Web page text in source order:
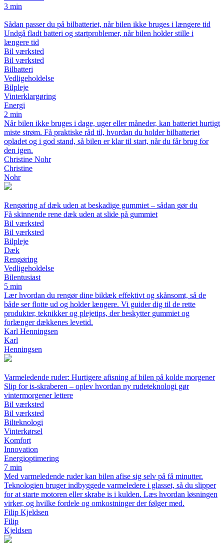
3 min
Sådan passer du på bilbatteriet, når bilen ikke bruges i længere tid
Undgå fladt batteri og startproblemer, når bilen holder stille i
længere tid
Bil værksted
Bil værksted
Bilbatteri
Vedligeholdelse
Bilpleje
Vinterklargøring
Energi
2 min
Når bilen ikke bruges i dage, uger eller måneder, kan batteriet hurtigt
miste strøm. Få praktiske råd til, hvordan du holder bilbatteriet
opladet og i god stand, så bilen er klar til start, når du får brug for
den igen.
Christine Nohr
Christine
Nohr
Rengøring af dæk uden at beskadige gummiet – sådan gør du
Få skinnende rene dæk uden at slide på gummiet
Bil værksted
Bil værksted
Bilpleje
Dæk
Rengøring
Vedligeholdelse
Bilentusiast
5 min
Lær hvordan du rengør dine bildæk effektivt og skånsomt, så de
både ser flotte ud og holder længere. Vi guider dig til de rette
produkter, teknikker og plejetips, der beskytter gummiet og
forlænger dækkenes levetid.
Karl Henningsen
Karl
Henningsen
Varmeledende ruder: Hurtigere afisning af bilen på kolde morgener
Slip for is-skraberen – oplev hvordan ny rudeteknologi gør
vintermorgener lettere
Bil værksted
Bil værksted
Bilteknologi
Vinterkørsel
Komfort
Innovation
Energioptimering
7 min
Med varmeledende ruder kan bilen afise sig selv på få minutter.
Teknologien bruger indbyggede varmeledere i glasset, så du slipper
for at starte motoren eller skrabe is i kulden. Læs hvordan løsningen
virker, og hvilke fordele og omkostninger der følger med.
Filip Kjeldsen
Filip
Kjeldsen